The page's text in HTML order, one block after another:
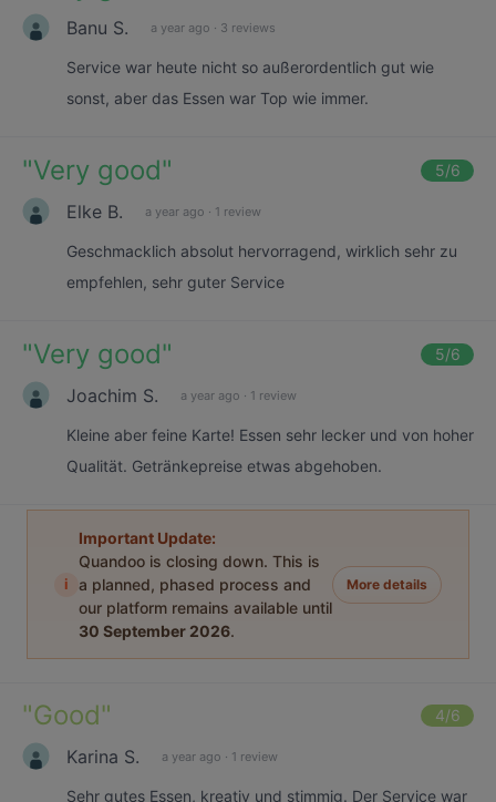
Banu S. a year ago · 3 reviews
Service war heute nicht so außerordentlich gut wie
sonst, aber das Essen war Top wie immer.
"Very good" 5/6
Elke B. a year ago · 1 review
Geschmacklich absolut hervorragend, wirklich sehr zu
empfehlen, sehr guter Service
"Very good" 5/6
Joachim S. a year ago · 1 review
Kleine aber feine Karte! Essen sehr lecker und von hoher
Qualität. Getränkepreise etwas abgehoben.
i
Important Update:
Quandoo is closing down. This is
a planned, phased process and
our platform remains available until
30 September 2026.
More details
"Good" 4/6
Karina S. a year ago · 1 review
Sehr gutes Essen, kreativ und stimmig. Der Service war